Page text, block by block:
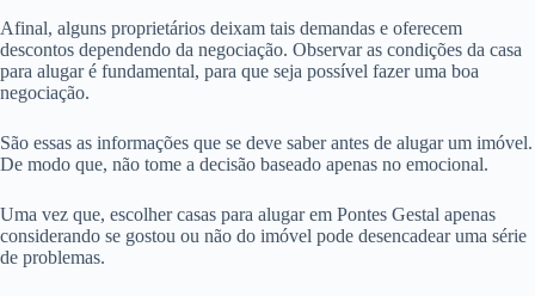
Afinal, alguns proprietários deixam tais demandas e oferecem
descontos dependendo da negociação. Observar as condições da casa
para alugar é fundamental, para que seja possível fazer uma boa
negociação.
São essas as informações que se deve saber antes de alugar um imóvel.
De modo que, não tome a decisão baseado apenas no emocional.
Uma vez que, escolher casas para alugar em Pontes Gestal apenas
considerando se gostou ou não do imóvel pode desencadear uma série
de problemas.